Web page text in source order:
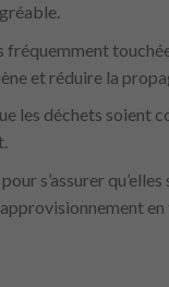
et réduire la
les déchets soient
s’assurer